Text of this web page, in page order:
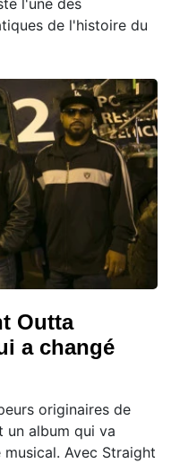
l'une des
de l'histoire du
Outta
a changé
originaires de
un album qui va
Avec Straight